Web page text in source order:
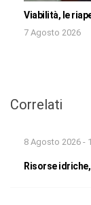
Viabilità, le
7 Agosto 2026
Correlati
8 Agosto 2026 -
Risorse